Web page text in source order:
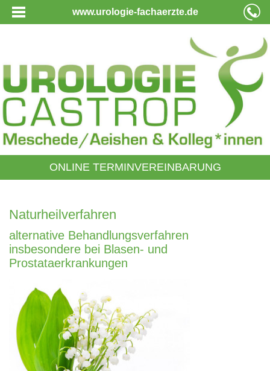
www.urologie-fachaerzte.de
ONLINE TERMINVEREINBARUNG
Naturheilverfahren
alternative Behandlungsverfahren
insbesondere bei Blasen- und
Prostataerkrankungen